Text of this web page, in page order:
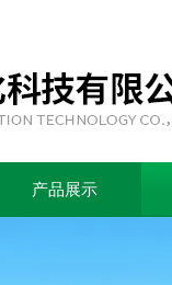
产品展示